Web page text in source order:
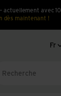
actuellement avec
dès maintenant !
Fr